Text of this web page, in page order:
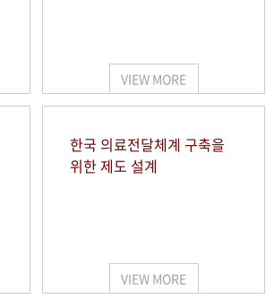
VIEW MORE
한국 의료전달체계 구축을
위한 제도 설계
VIEW MORE